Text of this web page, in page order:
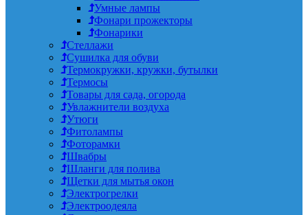
Умные лампы
Фонари прожекторы
Фонарики
Стеллажи
Сушилка для обуви
Термокружки, кружки, бутылки
Термосы
Товары для сада, огорода
Увлажнители воздуха
Утюги
Фитолампы
Фоторамки
Швабры
Шланги для полива
Щетки для мытья окон
Электрогрелки
Электроодеяла